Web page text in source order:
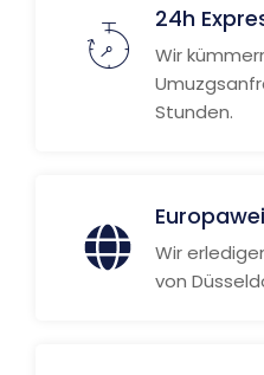
24h
Wir
Stunden.
Wir
von